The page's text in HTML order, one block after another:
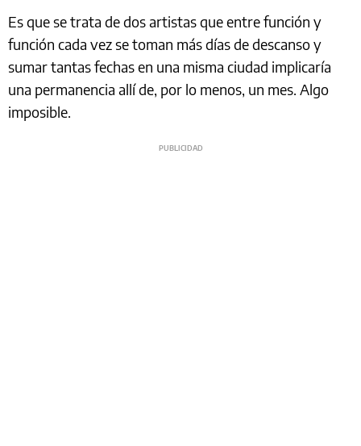
Es que se trata de dos artistas que entre función y
función cada vez se toman más días de descanso y
sumar tantas fechas en una misma ciudad implicaría
una permanencia allí de, por lo menos, un mes. Algo
imposible.